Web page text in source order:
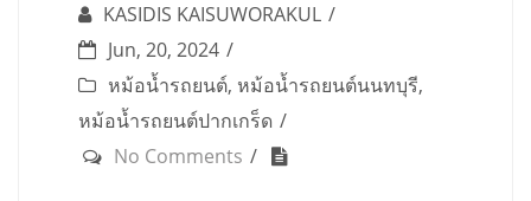
KASIDIS KAISUWORAKUL
Jun, 20, 2024
หม้อน้ำรถยนต์, หม้อน้ำรถยนต์นนทบุรี,
หม้อน้ำรถยนต์ปากเกร็ด
No Comments